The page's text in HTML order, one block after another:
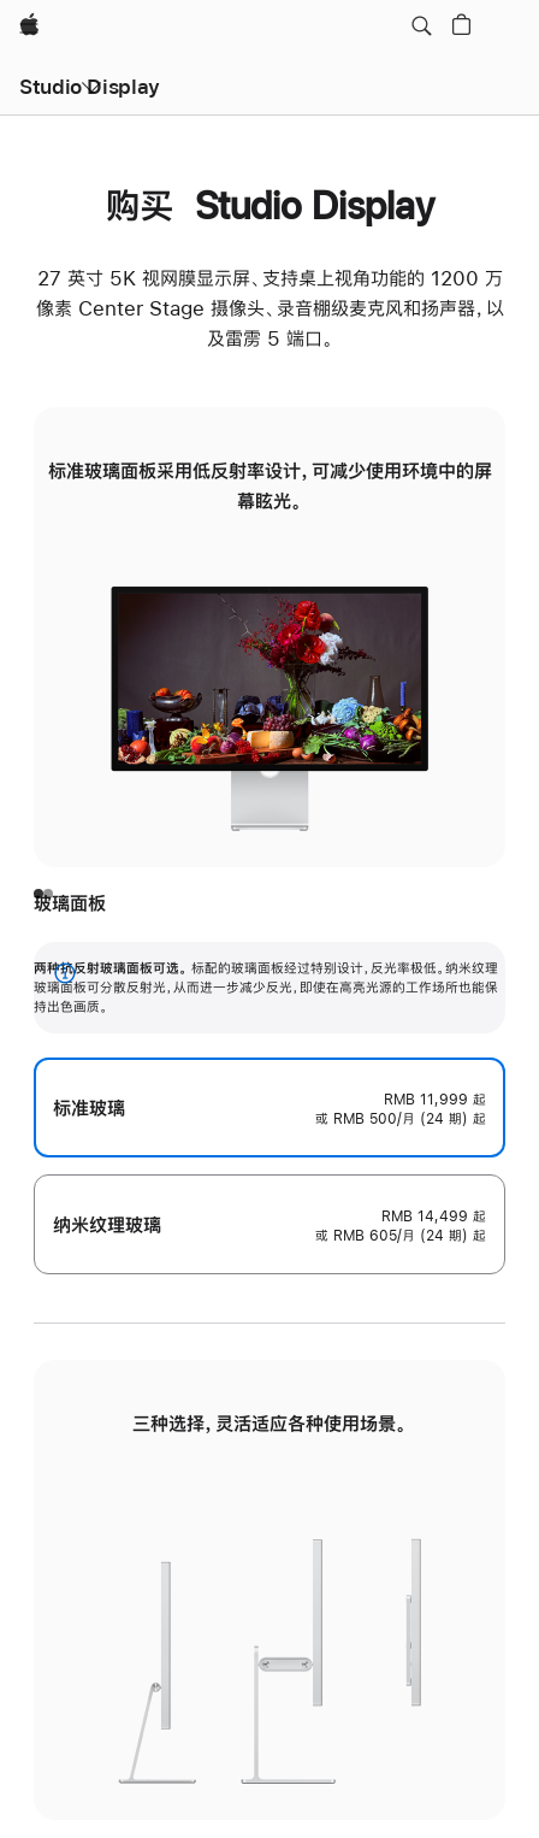
Apple
Studio Display
购买 Studio Display
27 英寸 5K 视网膜显示屏、支持桌上视角功能的 1200 万
像素 Center Stage 摄像头、录音棚级麦克风和扬声器，以
及雷雳 5 端口。
标准玻璃面板采用低反射率设计，可减少使用环境中的屏
幕眩光。
玻璃面板
两种抗反射玻璃面板可选。 标配的玻璃面板经过特别设计，反光率极低。纳米纹理
玻璃面板可分散反射光，从而进一步减少反光，即使在高亮光源的工作场所也能保
持出色画质。
展
开
标准玻璃 RMB 11,999 起
或 RMB 500/月 (24 期) 起
纳米纹理玻璃 RMB 14,499 起
或 RMB 605/月 (24 期) 起
三种选择，灵活适应各种使用场景。